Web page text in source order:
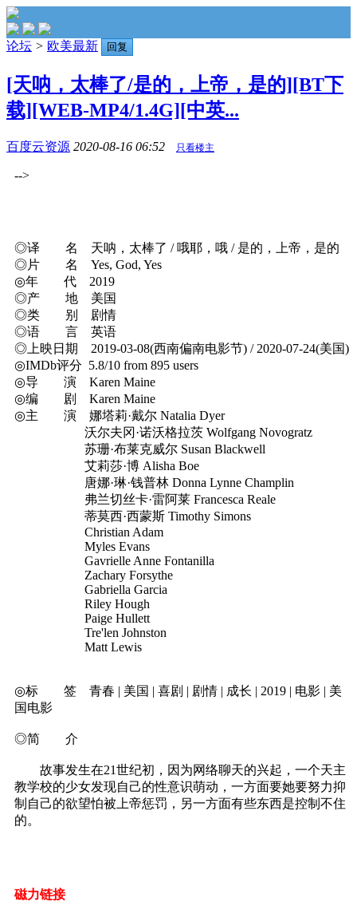
论坛 > 欧美最新 回复
[天呐，太棒了/是的，上帝，是的][BT下
载][WEB-MP4/1.4G][中英...
百度云资源 2020-08-16 06:52 只看楼主
-->
◎译 名 天呐，太棒了 / 哦耶，哦 / 是的，上帝，是的
◎片 名 Yes, God, Yes
◎年 代 2019
◎产 地 美国
◎类 别 剧情
◎语 言 英语
◎上映日期 2019-03-08(西南偏南电影节) / 2020-07-24(美国)
◎IMDb评分 5.8/10 from 895 users
◎导 演 Karen Maine
◎编 剧 Karen Maine
◎主 演 娜塔莉·戴尔 Natalia Dyer
沃尔夫冈·诺沃格拉茨 Wolfgang Novogratz
苏珊·布莱克威尔 Susan Blackwell
艾莉莎·博 Alisha Boe
唐娜·琳·钱普林 Donna Lynne Champlin
弗兰切丝卡·雷阿莱 Francesca Reale
蒂莫西·西蒙斯 Timothy Simons
Christian Adam
Myles Evans
Gavrielle Anne Fontanilla
Zachary Forsythe
Gabriella Garcia
Riley Hough
Paige Hullett
Tre'len Johnston
Matt Lewis
◎标 签 青春 | 美国 | 喜剧 | 剧情 | 成长 | 2019 | 电影 | 美
国电影
◎简 介
故事发生在21世纪初，因为网络聊天的兴起，一个天主
教学校的少女发现自己的性意识萌动，一方面要她要努力抑
制自己的欲望怕被上帝惩罚，另一方面有些东西是控制不住
的。
磁力链接